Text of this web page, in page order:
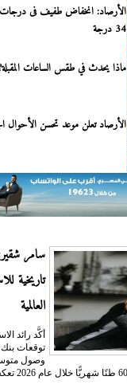
الأرصاد: انخفاض طفيف فى درجات
34 درجة
ماذا يحدث في طقس الساعات
الأرصاد تعلن موعد تحسن الأحوال
سامر
تاريخية
العالمية
أكَّد رائد
توقعات
وصول
المركزية